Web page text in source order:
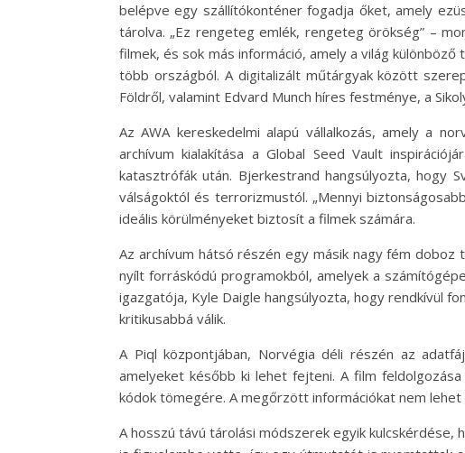
belépve egy szállítókonténer fogadja őket, amely
tárolva. „Ez rengeteg emlék, rengeteg örökség” –
filmek, és sok más információ, amely a világ
több országból. A digitalizált műtárgyak között
Földről, valamint Edvard Munch híres festménye, a
Az AWA kereskedelmi alapú vállalkozás, amely a
archívum kialakítása a Global Seed Vault
katasztrófák után. Bjerkestrand hangsúlyozta, hogy
válságoktól és terrorizmustól. „Mennyi
ideális körülményeket biztosít a filmek számára.
Az archívum hátsó részén egy másik nagy fém
nyílt forráskódú programokból, amelyek a
igazgatója, Kyle Daigle hangsúlyozta, hogy rendkívül
kritikusabbá válik.
A Piql központjában, Norvégia déli részén az
amelyeket később ki lehet fejteni. A film
kódok tömegére. A megőrzött információkat nem
A hosszú távú tárolási módszerek egyik